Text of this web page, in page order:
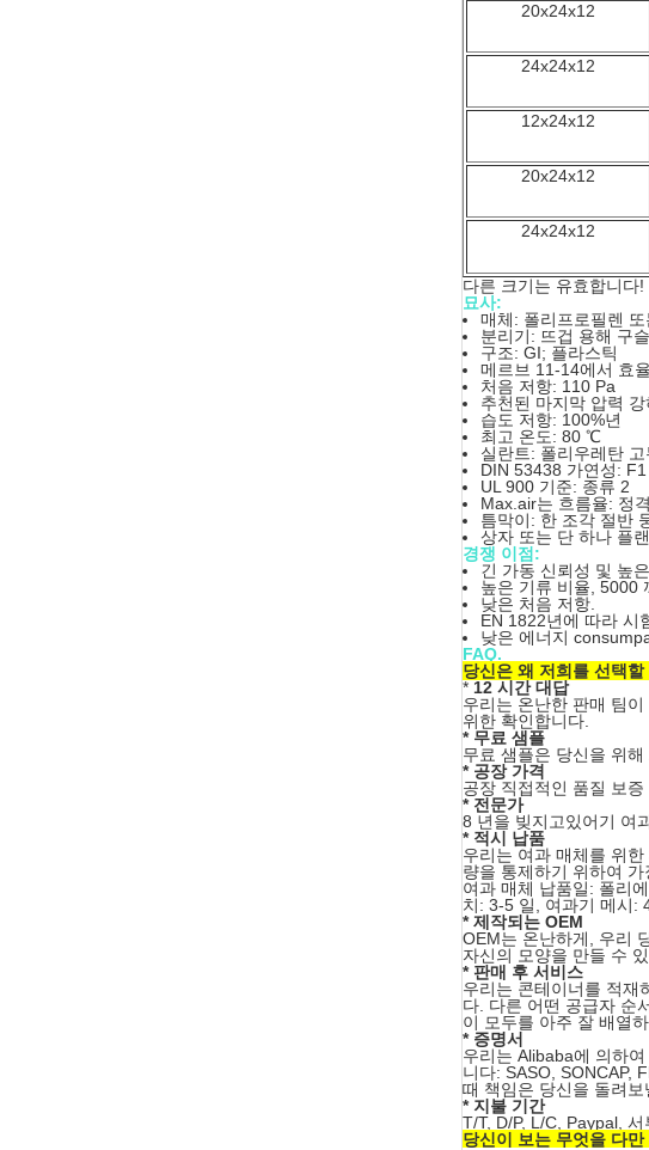
20x24x12
24x24x12
12x24x12
20x24x12
24x24x12
다른 크기는 유효합니다!
묘사:
매체: 폴리프로필렌
분리기: 뜨겁 용해 구슬
구조: GI; 플라스틱
메르브 11-14에서 효
처음 저항: 110 Pa
추천된 마지막 압력
습도 저항: 100%년
최고 온도: 80 ℃
실란트: 폴리우레탄 고
DIN 53438 가연성: F1
UL 900 기준: 종류 2
Max.air는 흐름율: 정
틈막이: 한 조각 절반
상자 또는 단 하나 플
경쟁 이점:
긴 가동 신뢰성 및 높
높은 기류 비율, 5000
낮은 처음 저항.
EN 1822년에 따라 시
낮은 에너지
FAQ.
당신은 왜 저희를 선택
* 12 시간 대답
우리는 온난한 판매 팀
위한 확인합니다.
* 무료 샘플
무료 샘플은 당신을 위
* 공장 가격
공장 직접적인 품질 보증
* 전문가
8 년을 빚지고있어기 여
* 적시 납품
우리는 여과 매체를 위
량을 통제하기 위하여
여과 매체 납품일: 폴리
치: 3-5 일, 여과기 메시:
* 제작되는 OEM
OEM는 온난하게, 우리
자신의 모양을 만들 수
* 판매 후 서비스
우리는 콘테이너를 적재
다. 다른 어떤 공급자 순
이 모두를 아주 잘 배열
* 증명서
우리는 Alibaba에 의하
니다: SASO, SONCAP,
때 책임은 당신을 돌려보
* 지불 기간
T/T, D/P, L/C, Paypal, 서
당신이 보는 무엇을 다